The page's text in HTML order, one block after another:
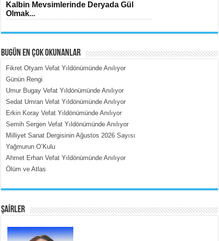
Kalbin Mevsimlerinde Deryada Gül
Olmak...
MEHMET ÇOBAN
İçerdeki Put Dışardaki Maskeler...
BUGÜN EN ÇOK OKUNANLAR
Fikret Otyam Vefat Yıldönümünde Anılıyor
Günün Rengi
Umur Bugay Vefat Yıldönümünde Anılıyor
Sedat Umran Vefat Yıldönümünde Anılıyor
Erkin Koray Vefat Yıldönümünde Anılıyor
Semih Sergen Vefat Yıldönümünde Anılıyor
Milliyet Sanat Dergisinin Ağustos 2026 Sayısı
Yağmurun O’Kulu
Ahmet Erhan Vefat Yıldönümünde Anılıyor
Ölüm ve Atlas
ŞAİRLER